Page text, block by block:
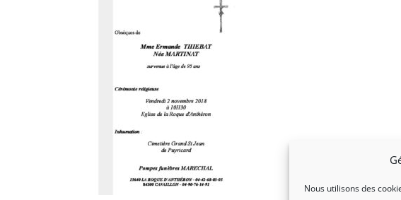
Nous utilisons des